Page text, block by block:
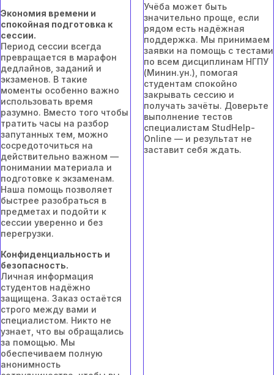
Экономия времени и
спокойная подготовка к
сессии.
Период сессии всегда
превращается в марафон
дедлайнов, заданий и
экзаменов. В такие
моменты особенно важно
использовать время
разумно. Вместо того чтобы
тратить часы на разбор
запутанных тем, можно
сосредоточиться на
действительно важном —
понимании материала и
подготовке к экзаменам.
Наша помощь позволяет
быстрее разобраться в
предметах и подойти к
сессии уверенно и без
перегрузки.
Конфиденциальность и
безопасность.
Личная информация
студентов надёжно
защищена. Заказ остаётся
строго между вами и
специалистом. Никто не
узнает, что вы обращались
за помощью. Мы
обеспечиваем полную
анонимность
Учёба может быть
значительно проще, если
рядом есть надёжная
поддержка. Мы принимаем
заявки на помощь с тестами
по всем дисциплинам НГПУ
(Минин.ун.), помогая
студентам спокойно
закрывать сессию и
получать зачёты. Доверьте
выполнение тестов
специалистам StudHelp-
Online — и результат не
заставит себя ждать.